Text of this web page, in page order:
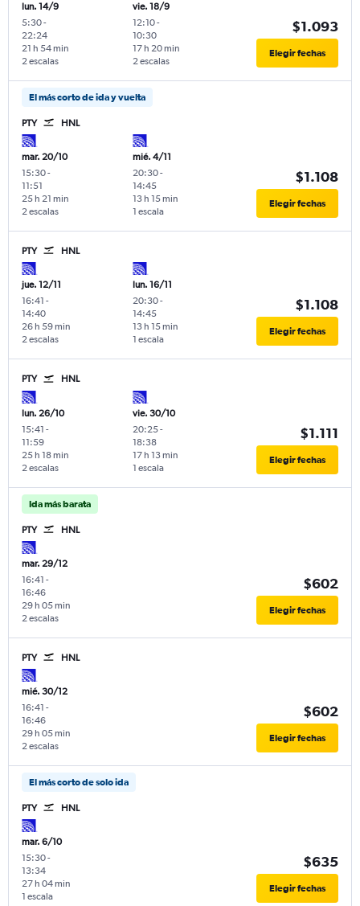
lun. 14/9
5:30-
22:24
2 escalas
21 h 54 min
vie. 18/9
12:10-
10:30
2 escalas
17 h 20 min
$1.093
Elegir fechas
El más corto de ida y vuelta
PTY HNL
mar. 20/10
15:30-
11:51
2 escalas
25 h 21 min
mié. 4/11
20:30-
14:45
1 escala
13 h 15 min
$1.108
Elegir fechas
PTY HNL
jue. 12/11
16:41 -
14:40
2 escalas
26 h 59 min
lun. 16/11
20:30-
14:45
1 escala
13 h 15 min
$1.108
Elegir fechas
PTY HNL
lun. 26/10
15:41 -
11:59
2 escalas
25 h 18 min
vie. 30/10
20:25-
18:38
1 escala
17 h 13 min
$1.111
Elegir fechas
Ida más barata
PTY HNL
mar. 29/12
16:41 -
16:46
2 escalas
29 h 05 min
$602
Elegir fechas
PTY HNL
mié. 30/12
16:41 -
16:46
2 escalas
29 h 05 min
$602
Elegir fechas
El más corto de solo ida
PTY HNL
mar. 6/10
15:30-
13:34
1 escala
27 h 04 min
$635
Elegir fechas